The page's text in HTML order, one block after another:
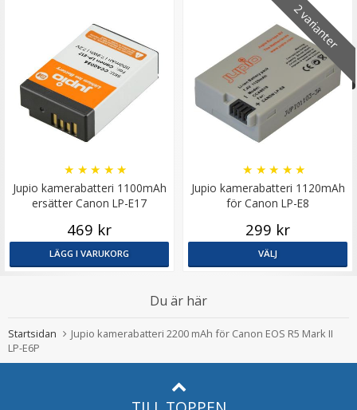
Jupio kamerabatteri 1100mAh
ersätter Canon LP-E17
★ ★ ★ ★ ★
469 kr
LÄGG I VARUKORG
2 varianter
Jupio kamerabatteri 1120mAh
för Canon LP-E8
★ ★ ★ ★ ★
299 kr
VÄLJ
Du är här
Startsidan
Jupio kamerabatteri 2200 mAh för Canon EOS R5 Mark II
LP-E6P